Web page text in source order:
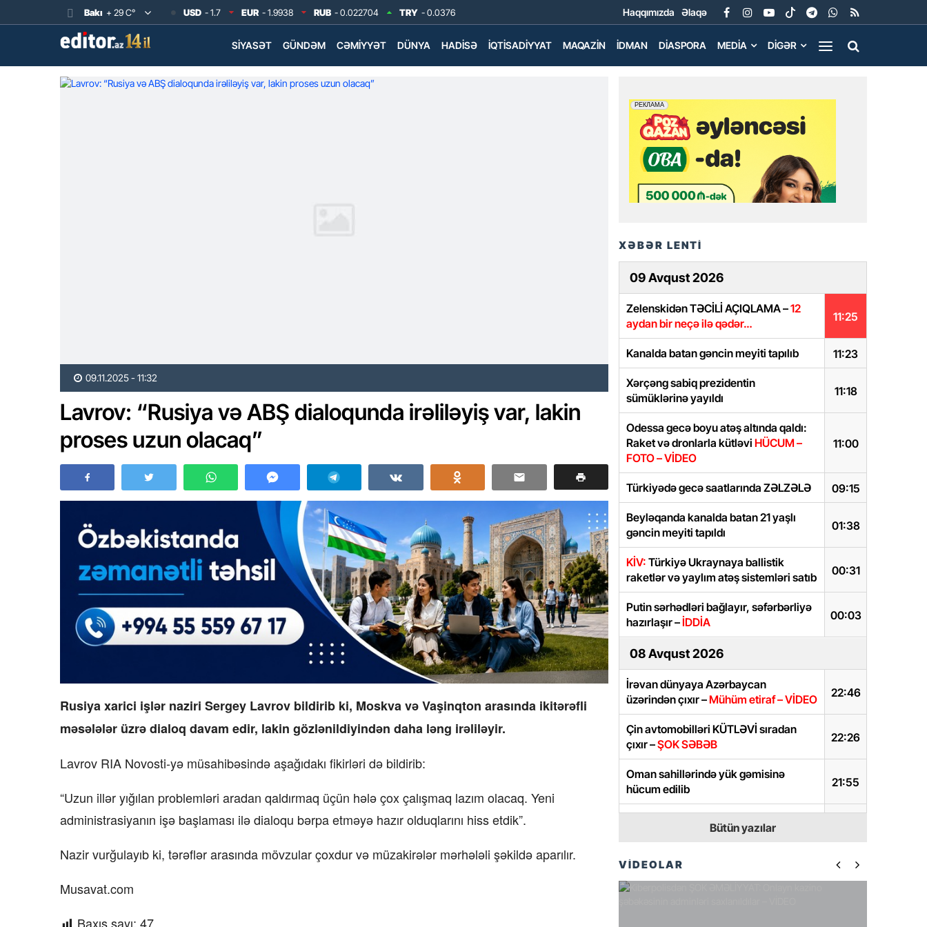
Bakı + 29 C° USD - 1.7 EUR - 1.9938 RUB - 0.022704 TRY - 0.0376 Haqqımızda Əlaqə
SIYASƏT GÜNDƏM CƏMIYYƏT DÜNYA HADISƏ İQTISADIYYAT MAQAZIN İDMAN DIASPORA MEDIA DIGƏR
09.11.2025 - 11:32
Lavrov: “Rusiya və ABŞ dialoqunda irəliləyiş var, lakin
proses uzun olacaq”
Rusiya xarici işlər naziri Sergey Lavrov bildirib ki, Moskva və Vaşinqton arasında ikitərəfli
məsələlər üzrə dialoq davam edir, lakin gözlənildiyindən daha ləng irəliləyir.
Lavrov RIA Novosti-yə müsahibəsində aşağıdakı fikirləri də bildirib:
“Uzun illər yığılan problemləri aradan qaldırmaq üçün hələ çox çalışmaq lazım olacaq. Yeni
administrasiyanın işə başlaması ilə dialoqu bərpa etməyə hazır olduqlarını hiss etdik”.
Nazir vurğulayıb ki, tərəflər arasında mövzular çoxdur və müzakirələr mərhələli şəkildə aparılır.
Musavat.com
Baxış sayı: 47
XƏBƏR LENTİ
09 Avqust 2026
11:25
Zelenskidən TƏCİLİ AÇIQLAMA –12
aydan bir neçə ilə qədər…
11:23
Kanalda batan gəncin meyiti tapılıb
11:18
Xərçəng sabiq prezidentin
sümüklərinə yayıldı
11:00
Odessa gecə boyu atəş altında qaldı:
Raket və dronlarla kütləvi HÜCUM –
FOTO – VİDEO
09:15
Türkiyədə gecə saatlarında ZƏLZƏLƏ
01:38
Beyləqanda kanalda batan 21 yaşlı
gəncin meyiti tapıldı
00:31
KİV: Türkiyə Ukraynaya ballistik
raketlər və yaylım atəş sistemləri satıb
00:03
Putin sərhədləri bağlayır, səfərbərliyə
hazırlaşır –İDDİA
08 Avqust 2026
22:46
İrəvan dünyaya Azərbaycan
üzərindən çıxır –Mühüm etiraf – VİDEO
22:26
Çin avtomobilləri KÜTLƏVİ sıradan
çıxır –ŞOK SƏBƏB
21:55
Oman sahillərində yük gəmisinə
hücum edilib
VİDEO
20:57
“Azərbaycan cəmiyyəti bölgədə
formalaşmış sülh mühitində yaşamağa
uyğunlaşır” –
Bütün yazılar
VİDEOLAR